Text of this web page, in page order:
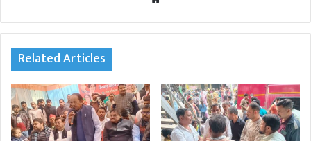
te
Related Articles